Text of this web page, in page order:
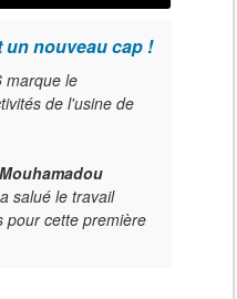
un nouveau cap !
marque le
de l'usine de
salué le travail
pour cette première